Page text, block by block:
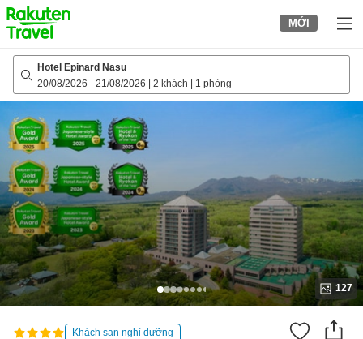
to
top
page
MỚI
Hotel Epinard Nasu
20/08/2026 - 21/08/2026 2 khách 1 phòng
127
Khách sạn nghỉ dưỡng